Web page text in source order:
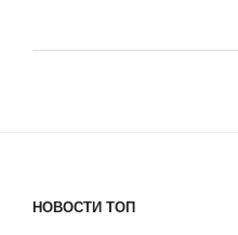
НОВОСТИ ТОП